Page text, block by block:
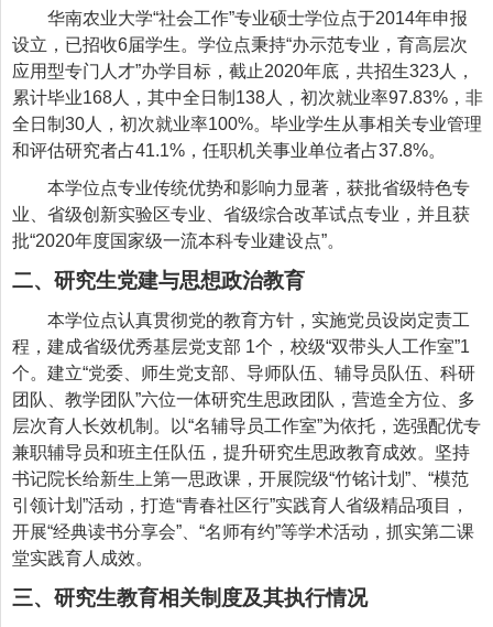
华南农业大学“社会工作”专业硕士学位点于2014年申报
设立，已招收6届学生。学位点秉持“办示范专业，育高层次
应用型专门人才”办学目标，截止2020年底，共招生323人，
累计毕业168人，其中全日制138人，初次就业率97.83%，非
全日制30人，初次就业率100%。毕业学生从事相关专业管理
和评估研究者占41.1%，任职机关事业单位者占37.8%。
本学位点专业传统优势和影响力显著，获批省级特色专
业、省级创新实验区专业、省级综合改革试点专业，并且获
批“2020年度国家级一流本科专业建设点”。
二、研究生党建与思想政治教育
本学位点认真贯彻党的教育方针，实施党员设岗定责工
程，建成省级优秀基层党支部 1个，校级“双带头人工作室”1
个。建立“党委、师生党支部、导师队伍、辅导员队伍、科研
团队、教学团队”六位一体研究生思政团队，营造全方位、多
层次育人长效机制。以“名辅导员工作室”为依托，选强配优专
兼职辅导员和班主任队伍，提升研究生思政教育成效。坚持
书记院长给新生上第一思政课，开展院级“竹铭计划”、“模范
引领计划”活动，打造“青春社区行”实践育人省级精品项目，
开展“经典读书分享会”、“名师有约”等学术活动，抓实第二课
堂实践育人成效。
三、研究生教育相关制度及其执行情况